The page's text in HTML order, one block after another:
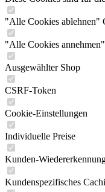
"Alle Cookies ablehnen"
"Alle Cookies
Ausgewählter Shop
CSRF-Token
Cookie-Einstellungen
Individuelle Preise
Kunden-
Kundenspezifisches